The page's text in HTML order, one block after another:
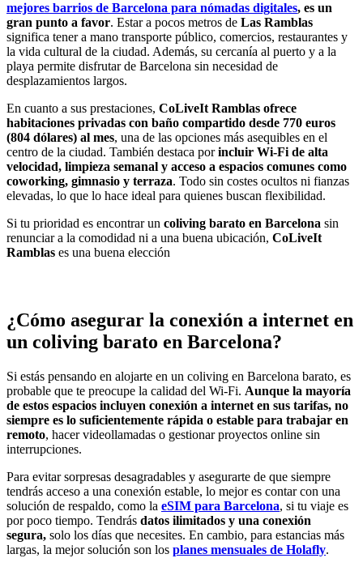
mejores barrios de Barcelona para nómadas digitales, es un
gran punto a favor. Estar a pocos metros de Las Ramblas
significa tener a mano transporte público, comercios, restaurantes y
la vida cultural de la ciudad. Además, su cercanía al puerto y a la
playa permite disfrutar de Barcelona sin necesidad de
desplazamientos largos.
En cuanto a sus prestaciones, CoLiveIt Ramblas ofrece
habitaciones privadas con baño compartido desde 770 euros
(804 dólares) al mes, una de las opciones más asequibles en el
centro de la ciudad. También destaca porincluir Wi-Fi de alta
velocidad, limpieza semanal y acceso a espacios comunes como
coworking, gimnasio y terraza. Todo sin costes ocultos ni fianzas
elevadas, lo que lo hace ideal para quienes buscan flexibilidad.
Si tu prioridad es encontrar un coliving barato en Barcelona sin
renunciar a la comodidad ni a una buena ubicación, CoLiveIt
Ramblas es una buena elección
¿Cómo asegurar la conexión a internet en
un coliving barato en Barcelona?
Si estás pensando en alojarte en un coliving en Barcelona barato, es
probable que te preocupe la calidad del Wi-Fi. Aunque la mayoría
de estos espacios incluyen conexión a internet en sus tarifas, no
siempre es lo suficientemente rápida o estable para trabajar en
remoto, hacer videollamadas o gestionar proyectos online sin
interrupciones.
Para evitar sorpresas desagradables y asegurarte de que siempre
tendrás acceso a una conexión estable, lo mejor es contar con una
solución de respaldo, como la eSIM para Barcelona, si tu viaje es
por poco tiempo. Tendrás datos ilimitados y una conexión
segura, solo los días que necesites. En cambio, para estancias más
largas, la mejor solución son los planes mensuales de Holafly.